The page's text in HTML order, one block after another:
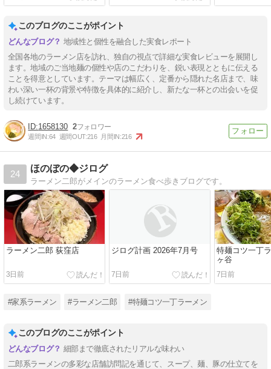
このブログのここがポイント
地域性と個性を融合した実食レポート
全国各地のラーメン店を訪れ、独自の視点で詳細な実食レビューを展開し
ます。地域のご当地麺の個性や店のこだわりを、鋭い表現とともに伝える
ことを得意としています。テーマは幅広く、定番から隠れた名店まで、味
わい深い一杯の背景や特徴を具体的に紹介し、新たな一杯との出会いを促
し続けています。
1658130 2
週間IN:64 週間OUT:216 月間IN:216
24
ほのぼの◆ジログ
ラーメン二郎がメインのラーメン食べ歩きブログです。
ラーメン二郎 荻窪店
3日前
ジログ計画 2026年7月号
7日前
特麺コツ一丁
ヶ谷
7日前
#家系ラーメン #ラーメン二郎 #特麺コツ一丁ラーメン
このブログのここがポイント
細部まで徹底されたリアルな味わい
二郎系ラーメンの多彩な店舗訪問記を通じて、スープ、麺、豚の仕立てを